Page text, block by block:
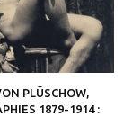
PLÜSCHOW,
1879-1914 :